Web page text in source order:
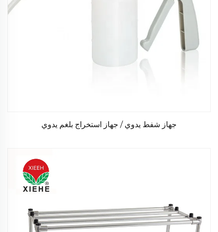
جهاز شفط يدوي / جهاز استخراج بلغم يدوي